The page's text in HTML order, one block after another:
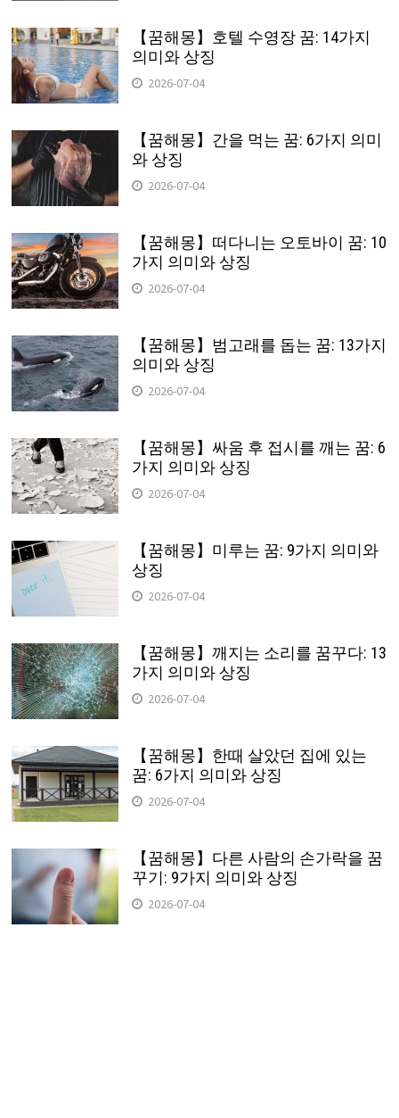
【꿈해몽】호텔 수영장 꿈: 14가지
의미와 상징
2026-07-04
【꿈해몽】간을 먹는 꿈: 6가지 의미
와 상징
2026-07-04
【꿈해몽】떠다니는 오토바이 꿈: 10
가지 의미와 상징
2026-07-04
【꿈해몽】범고래를 돕는 꿈: 13가지
의미와 상징
2026-07-04
【꿈해몽】싸움 후 접시를 깨는 꿈: 6
가지 의미와 상징
2026-07-04
【꿈해몽】미루는 꿈: 9가지 의미와
상징
2026-07-04
【꿈해몽】깨지는 소리를 꿈꾸다: 13
가지 의미와 상징
2026-07-04
【꿈해몽】한때 살았던 집에 있는
꿈: 6가지 의미와 상징
2026-07-04
【꿈해몽】다른 사람의 손가락을 꿈
꾸기: 9가지 의미와 상징
2026-07-04